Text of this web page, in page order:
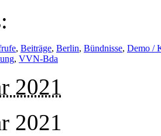
, Beiträge, Berlin, Bündnisse, Demo /
, VVN-Bda
2021
2021